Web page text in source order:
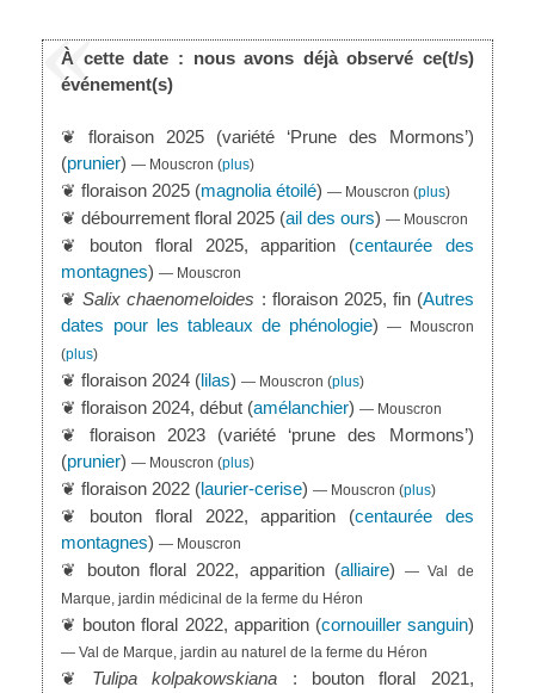
À cette date : nous avons déjà observé ce(t/s)
événement(s)
❦ floraison 2025 (variété ‘Prune des Mormons’)
(prunier)— Mouscron (plus)
❦ floraison 2025 (magnolia étoilé)— Mouscron (plus)
❦ débourrement floral 2025 (ail des ours)— Mouscron
❦ bouton floral 2025, apparition (centaurée des
montagnes)— Mouscron
❦Salix chaenomeloides : floraison 2025, fin (Autres
dates pour les tableaux de phénologie)— Mouscron
(plus)
❦ floraison 2024 ( lilas)— Mouscron (plus)
❦ floraison 2024, début (amélanchier)— Mouscron
❦ floraison 2023 (variété ‘prune des Mormons’)
(prunier)— Mouscron (plus)
❦ floraison 2022 (laurier-cerise)— Mouscron (plus)
❦ bouton floral 2022, apparition (centaurée des
montagnes)— Mouscron
❦ bouton floral 2022, apparition (alliaire)— Val de
Marque, jardin médicinal de la ferme du Héron
❦ bouton floral 2022, apparition (cornouiller sanguin)
— Val de Marque, jardin au naturel de la ferme du Héron
❦ Tulipa kolpakowskiana : bouton floral 2021,